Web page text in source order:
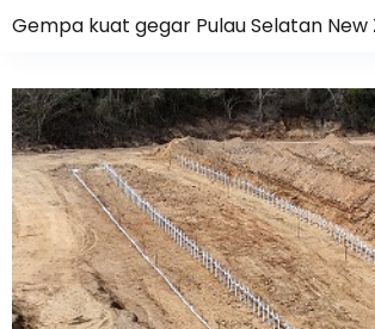
Gempa kuat gegar Pulau Selatan New